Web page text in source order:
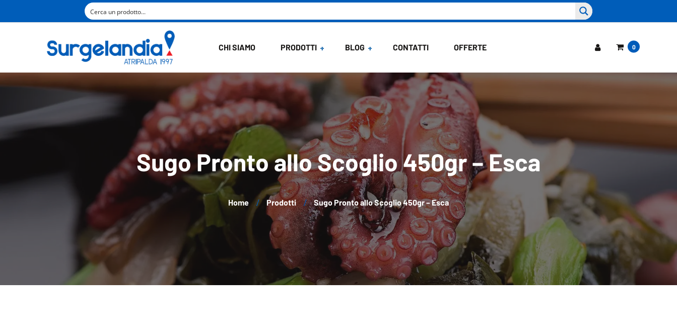
CHI SIAMO PRODOTTI BLOG
News
Ricette di Maria
CONTATTI OFFERTE 0
Sugo Pronto allo Scoglio 450gr – Esca
Home Prodotti Sugo Pronto allo Scoglio 450gr – Esca